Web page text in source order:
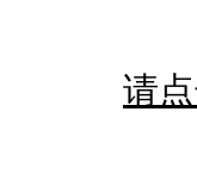
请